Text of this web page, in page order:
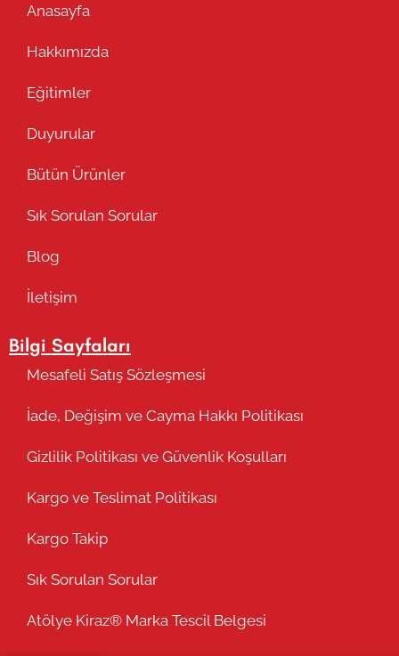
Anasayfa
Hakkımızda
Eğitimler
Duyurular
Bütün Ürünler
Sık Sorulan Sorular
Blog
İletişim
Bilgi Sayfaları
Mesafeli Satış Sözleşmesi
İade, Değişim ve Cayma Hakkı Politikası
Gizlilik Politikası ve Güvenlik Koşulları
Kargo ve Teslimat Politikası
Kargo Takip
Sık Sorulan Sorular
Atölye Kiraz® Marka Tescil Belgesi